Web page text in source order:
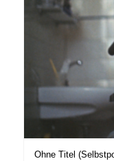
Ohne Titel